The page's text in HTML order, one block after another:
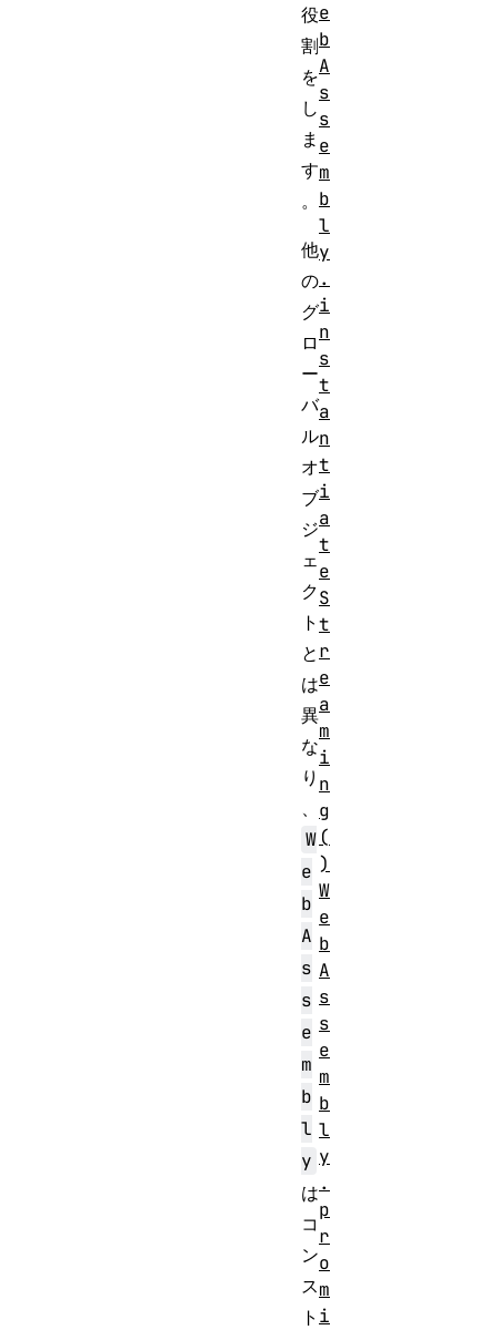
役
割
を
し
ま
す
。
他
の
グ
ロ
ー
バ
ル
オ
ブ
ジ
ェ
ク
ト
と
は
異
な
り
、
W
e
b
A
s
s
e
m
b
l
y
は
コ
ン
ス
ト
e
b
A
s
s
e
m
b
l
y
.
i
n
s
t
a
n
t
i
a
t
e
S
t
r
e
a
m
i
n
g
(
)
W
e
b
A
s
s
e
m
b
l
y
.
p
r
o
m
i